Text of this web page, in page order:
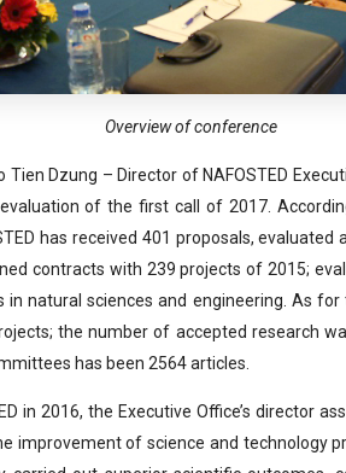
Overview of conference
Tien Dzung – Director of NAFOSTED
of the first call of 2017.
has received 401 proposals,
contracts with 239 projects of 2015;
natural sciences and engineering. As
the number of accepted research
has been 2564 articles.
in 2016, the Executive Office’s director
improvement of science and technology